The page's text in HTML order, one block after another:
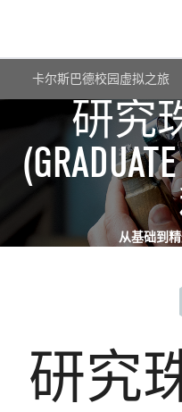
卡尔斯巴德校园虚拟之旅
研究
从基础到
研究